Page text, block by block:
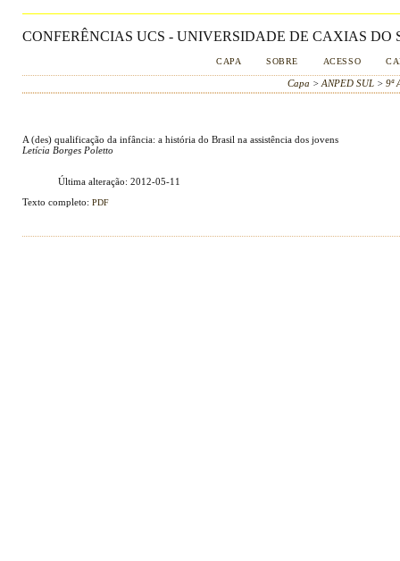
CONFERÊNCIAS UCS - UNIVERSIDADE DE CAXIAS DO
CAPA SOBRE ACESSO
Capa > ANPED SUL> 9ª
A (des) qualificação da infância: a história do Brasil na assistência dos jovens
Letícia Borges Poletto
Última alteração: 2012-05-11
Texto completo: PDF